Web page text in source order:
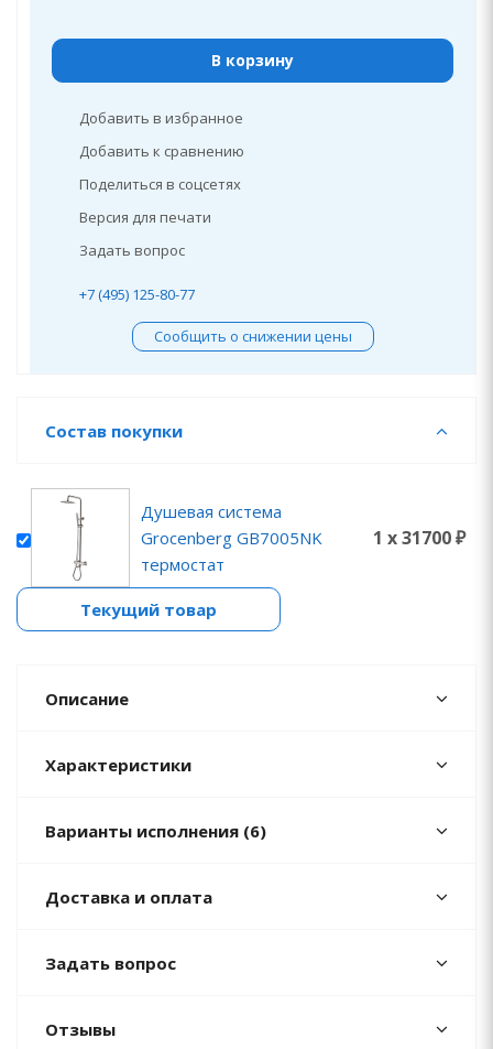
В корзину
Добавить в избранное
Добавить к сравнению
Поделиться в соцсетях
Версия для печати
Задать вопрос
+7 (495) 125-80-77
Сообщить о снижении цены
Состав покупки
Душевая система
Grocenberg GB7005NK
термостат
1 x 31700 ₽
Текущий товар
Описание
Характеристики
Варианты исполнения (6)
Доставка и оплата
Задать вопрос
Отзывы